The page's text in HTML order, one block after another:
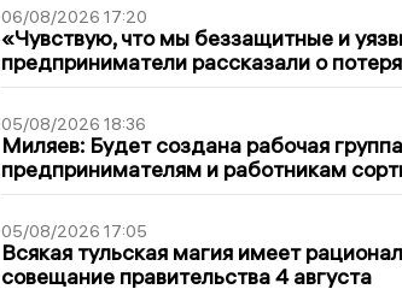
06/08/2026 17:20
«Чувствую, что мы беззащитные и
предприниматели рассказали о
05/08/2026 18:36
Миляев: Будет создана рабочая
предпринимателям и работникам
05/08/2026 17:05
Всякая тульская магия имеет
совещание правительства 4 августа